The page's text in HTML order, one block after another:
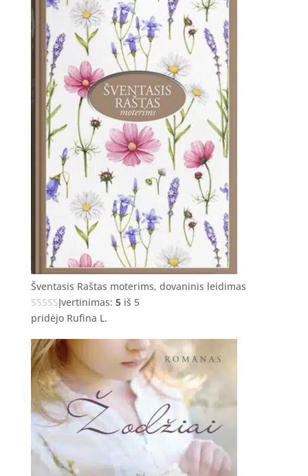
Šventasis Raštas moterims, dovaninis leidimas
Įvertinimas: 5iš 5
pridėjo Rufina L.